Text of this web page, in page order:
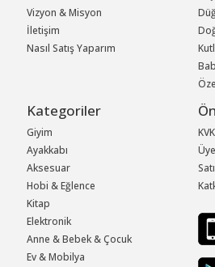
Vizyon & Misyon
İletişim
Nasıl Satış Yaparım
Kategoriler
Giyim
Ayakkabı
Aksesuar
Hobi & Eğlence
Kitap
Elektronik
Anne & Bebek & Çocuk
Ev & Mobilya